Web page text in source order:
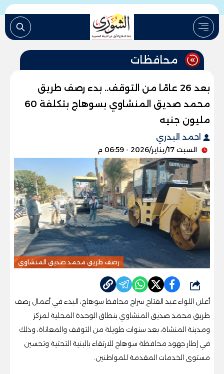
محافظات
بعد 26 عامًا من التوقف.. بدء رصف طريق
محمد صديق المنشاوي بسوهاج بتكلفة 60
مليون جنيه
احمد البدري
السبت 17/يناير/2026 - 06:59 م
رصف طريق محمد صديق المنشاوي
شارك
أعلن اللواء عبد الفتاح سراج محافظ سوهاج، البدء في أعمال رصف
طريق محمد صديق المنشاوي بنطاق الوحدة المحلية لمركز
ومدينة المنشاة، بعد سنوات طويلة من التوقف والمعاناة، وذلك
في إطار جهود محافظة سوهاج للارتقاء بالبنية التحتية وتحسين
مستوى الخدمات المقدمة للمواطنين.